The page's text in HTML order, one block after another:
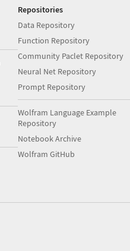
Repositories
Data Repository
Function Repository
Community Paclet Repository
Neural Net Repository
Prompt Repository
Wolfram Language Example
Repository
Notebook Archive
Wolfram GitHub